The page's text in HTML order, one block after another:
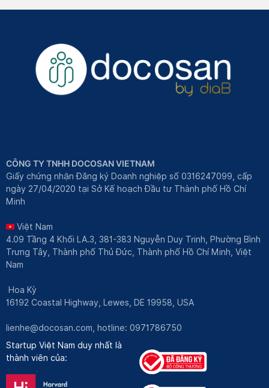
CÔNG TY TNHH DOCOSAN VIETNAM
Giấy chứng nhận Đăng ký Doanh nghiệp số 0316247099, cấp
ngày 27/04/2020 tại Sở Kế hoạch Đầu tư Thành phố Hồ Chí
Minh
Việt Nam
4.09 Tầng 4 Khối LA.3, 381-383 Nguyễn Duy Trinh, Phường Bình
Trưng Tây, Thành phố Thủ Đức, Thành phố Hồ Chí Minh, Việt
Nam
Hoa Kỳ
16192 Coastal Highway, Lewes, DE 19958, USA
lienhe@docosan.com , hotline: 0971786750
Startup Việt Nam duy nhất là
thành viên của: